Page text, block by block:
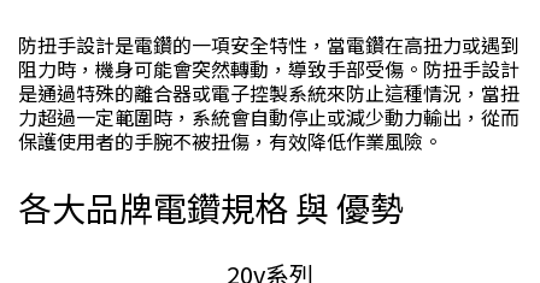
防扭手設計是電鑽的一項安全特性，當電鑽在高扭力或遇到
阻力時，機身可能會突然轉動，導致手部受傷。防扭手設計
是通過特殊的離合器或電子控製系統來防止這種情況，當扭
力超過一定範圍時，系統會自動停止或減少動力輸出，從而
保護使用者的手腕不被扭傷，有效降低作業風險。
各大品牌電鑽規格 與 優勢
20v系列